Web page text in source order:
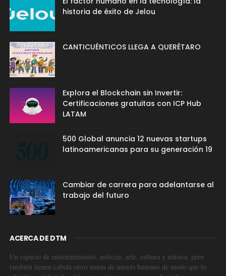
historia de éxito de Jelou
CANTICUÉNTICOS LLEGA A QUERÉTARO
Explora el Blockchain sin Invertir:
Certificaciones gratuitas con ICP Hub
LATAM
500 Global anuncia 12 nuevas startups
latinoamericanas para su generación 19
Cambiar de carrera para adelantarse al
trabajo del futuro
ACERCA DE DTM
Un espacio de entretenimiento, noticias, arte, cultura y música, pero
también tienen cabida otros temas de interés humano de modo que lo